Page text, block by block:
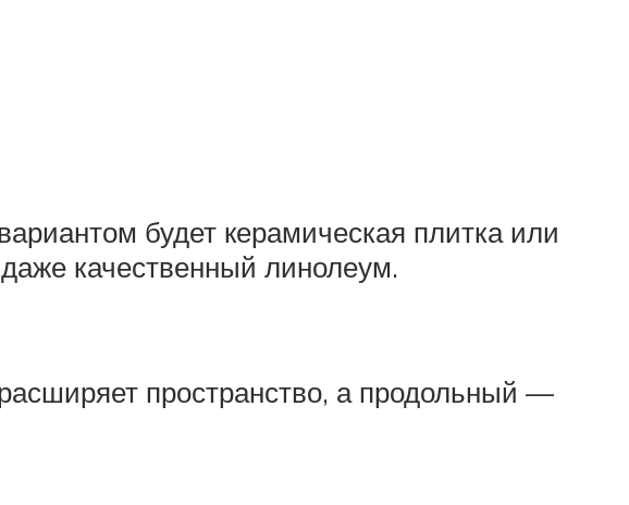
будет керамическая плитка или
качественный линолеум.
пространство, а продольный —